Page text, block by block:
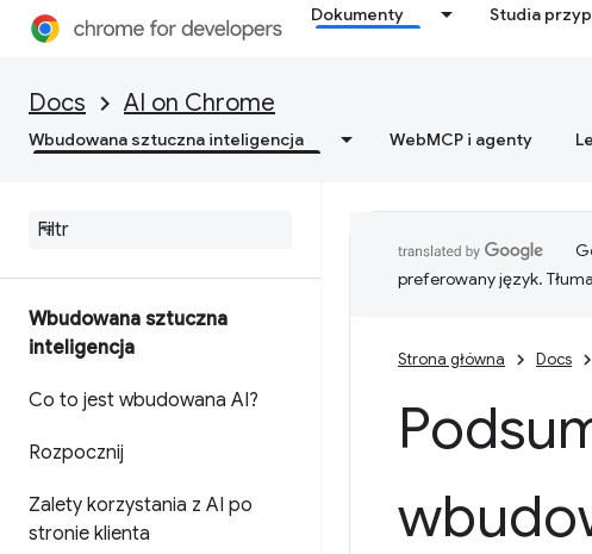
Dokumenty Studia
Docs AI on Chrome
Wbudowana sztuczna inteligencja WebMCP i agenty
Wbudowana sztuczna
inteligencja
Co to jest wbudowana AI?
Rozpocznij
Zalety korzystania z AI po
stronie klienta
preferowany język.
Strona główna Docs